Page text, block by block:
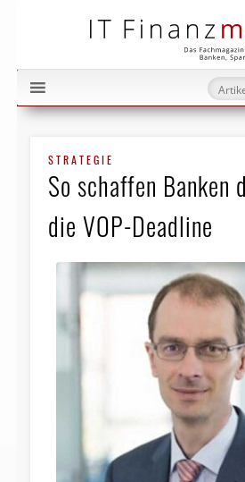
STRATEGIE
So schaffen Banken
die VOP-Deadline​